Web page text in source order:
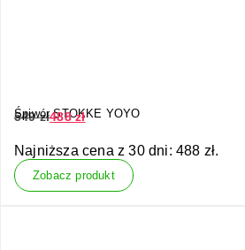
Śpiwór STOKKE YOYO
549zł488zł
Najniższa cena z 30 dni: 488 zł.
Zobacz produkt